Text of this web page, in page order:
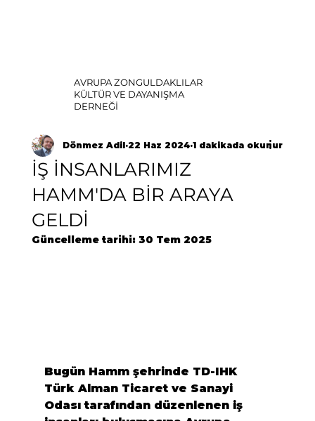
AVRUPA ZONGULDAKLILAR
KÜLTÜR VE DAYANIŞMA
DERNEĞİ
İŞ İNSANLARIMIZ
HAMM'DA BİR ARAYA
GELDİ
Dönmez Adil 22 Haz 2024 1 dakikada okunur
Güncelleme tarihi: 30 Tem 2025
Bugün Hamm şehrinde TD-IHK
Türk Alman Ticaret ve Sanayi
Odası tarafından düzenlenen iş